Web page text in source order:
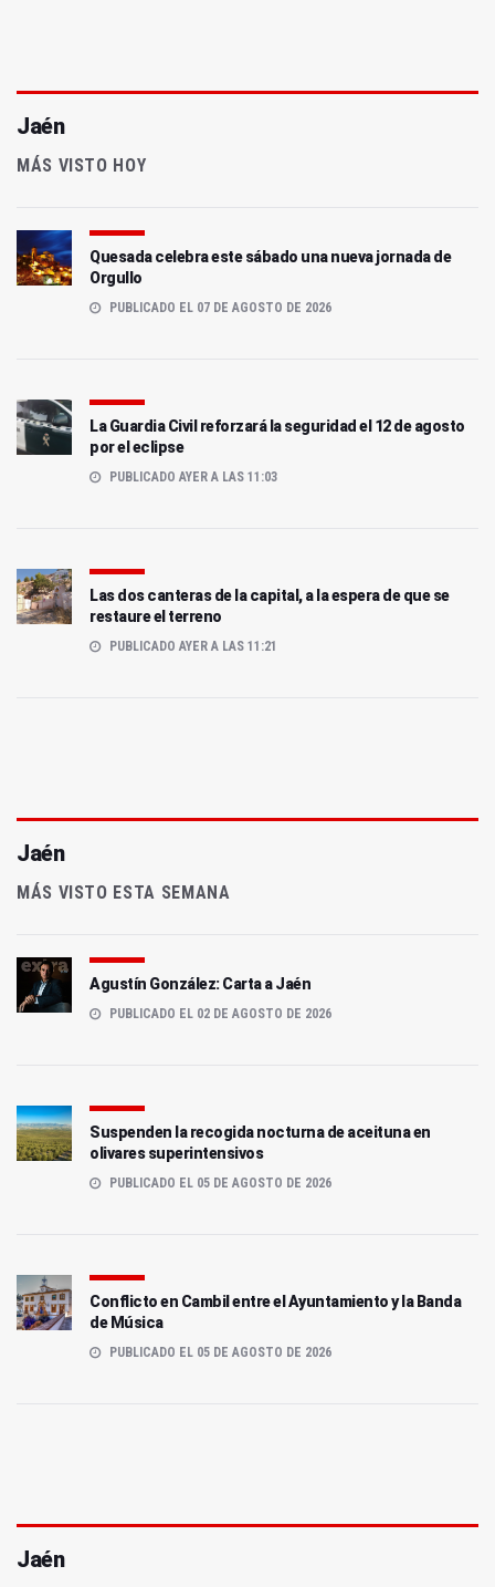
Jaén
MÁS VISTO HOY
Quesada celebra este sábado una nueva jornada de
Orgullo
PUBLICADO EL 07 DE AGOSTO DE 2026
La Guardia Civil reforzará la seguridad el 12 de agosto
por el eclipse
PUBLICADO AYER A LAS 11:03
Las dos canteras de la capital, a la espera de que se
restaure el terreno
PUBLICADO AYER A LAS 11:21
Jaén
MÁS VISTO ESTA SEMANA
Agustín González: Carta a Jaén
PUBLICADO EL 02 DE AGOSTO DE 2026
Suspenden la recogida nocturna de aceituna en
olivares superintensivos
PUBLICADO EL 05 DE AGOSTO DE 2026
Conflicto en Cambil entre el Ayuntamiento y la Banda
de Música
PUBLICADO EL 05 DE AGOSTO DE 2026
Jaén